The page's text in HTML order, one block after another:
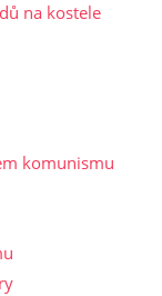
na kostele
komunismu